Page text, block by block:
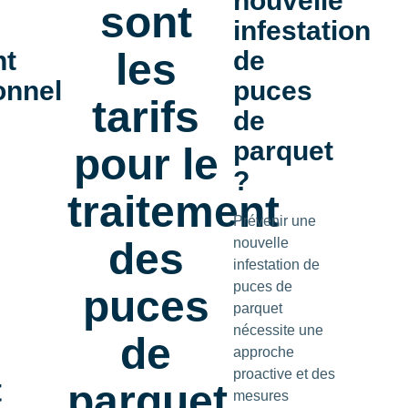
sont
les
tarifs
pour le
traitement
des
puces
de
infestation
de
puces
de
parquet
?
Prévenir une
nouvelle
infestation de
puces de
parquet
nécessite une
approche
proactive et des
mesures